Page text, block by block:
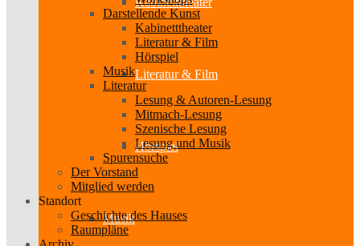
Literatur & Film
Hörspiel
Musik
Darstellende Kunst
Kabinetttheater
Literatur & Film
Hörspiel
Musik
Literatur
Lesung & Autoren-Lesung
Mitmach-Lesung
Szenische Lesung
Lesung und Musik
Spurensuche
Der Vorstand
Mitglied werden
Standort
Geschichte des Hauses
Raumpläne